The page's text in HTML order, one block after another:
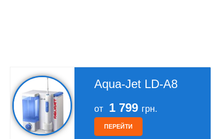
Aqua-Jet LD-A8
от 1 799 грн.
ПЕРЕЙТИ